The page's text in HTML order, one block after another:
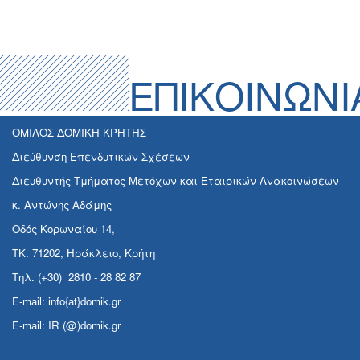
ΟΜΙΛΟΣ ΔΟΜΙΚΗ ΚΡΗΤΗΣ
Διεύθυνση Επενδυτικών Σχέσεων
Διευθυντής Τμήματος Μετόχων και Εταιρικών Ανακοινώσεων
κ. Αντώνης Αδάμης
Οδός Κορωναίου 14,
ΤΚ. 71202, Ηράκλειο, Κρήτη
Τηλ. (+30) 2810 - 28 82 87
E-mail: info{at}domik.gr
E-mail: IR (@)domik.gr